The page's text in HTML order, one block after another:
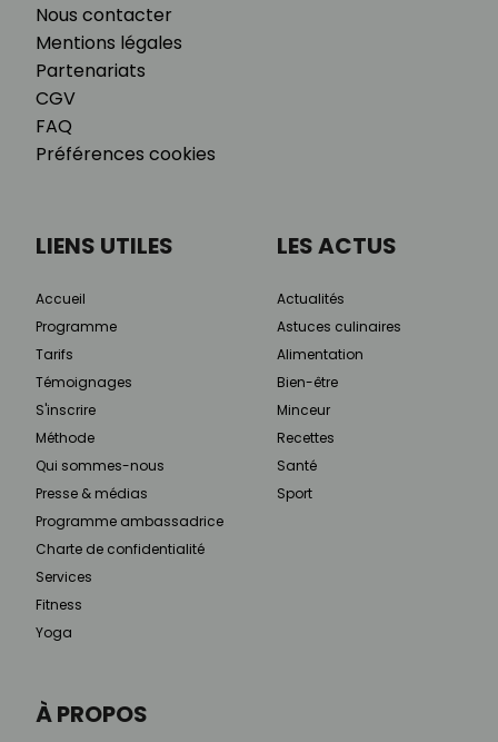
Nous contacter
Mentions légales
Partenariats
CGV
FAQ
Préférences cookies
À PROPOS
LIENS UTILES
Accueil
Programme
Tarifs
Témoignages
S'inscrire
Méthode
Qui sommes-nous
Presse & médias
Programme ambassadrice
Charte de confidentialité
Services
Fitness
Yoga
LES ACTUS
Actualités
Astuces culinaires
Alimentation
Bien-être
Minceur
Recettes
Santé
Sport